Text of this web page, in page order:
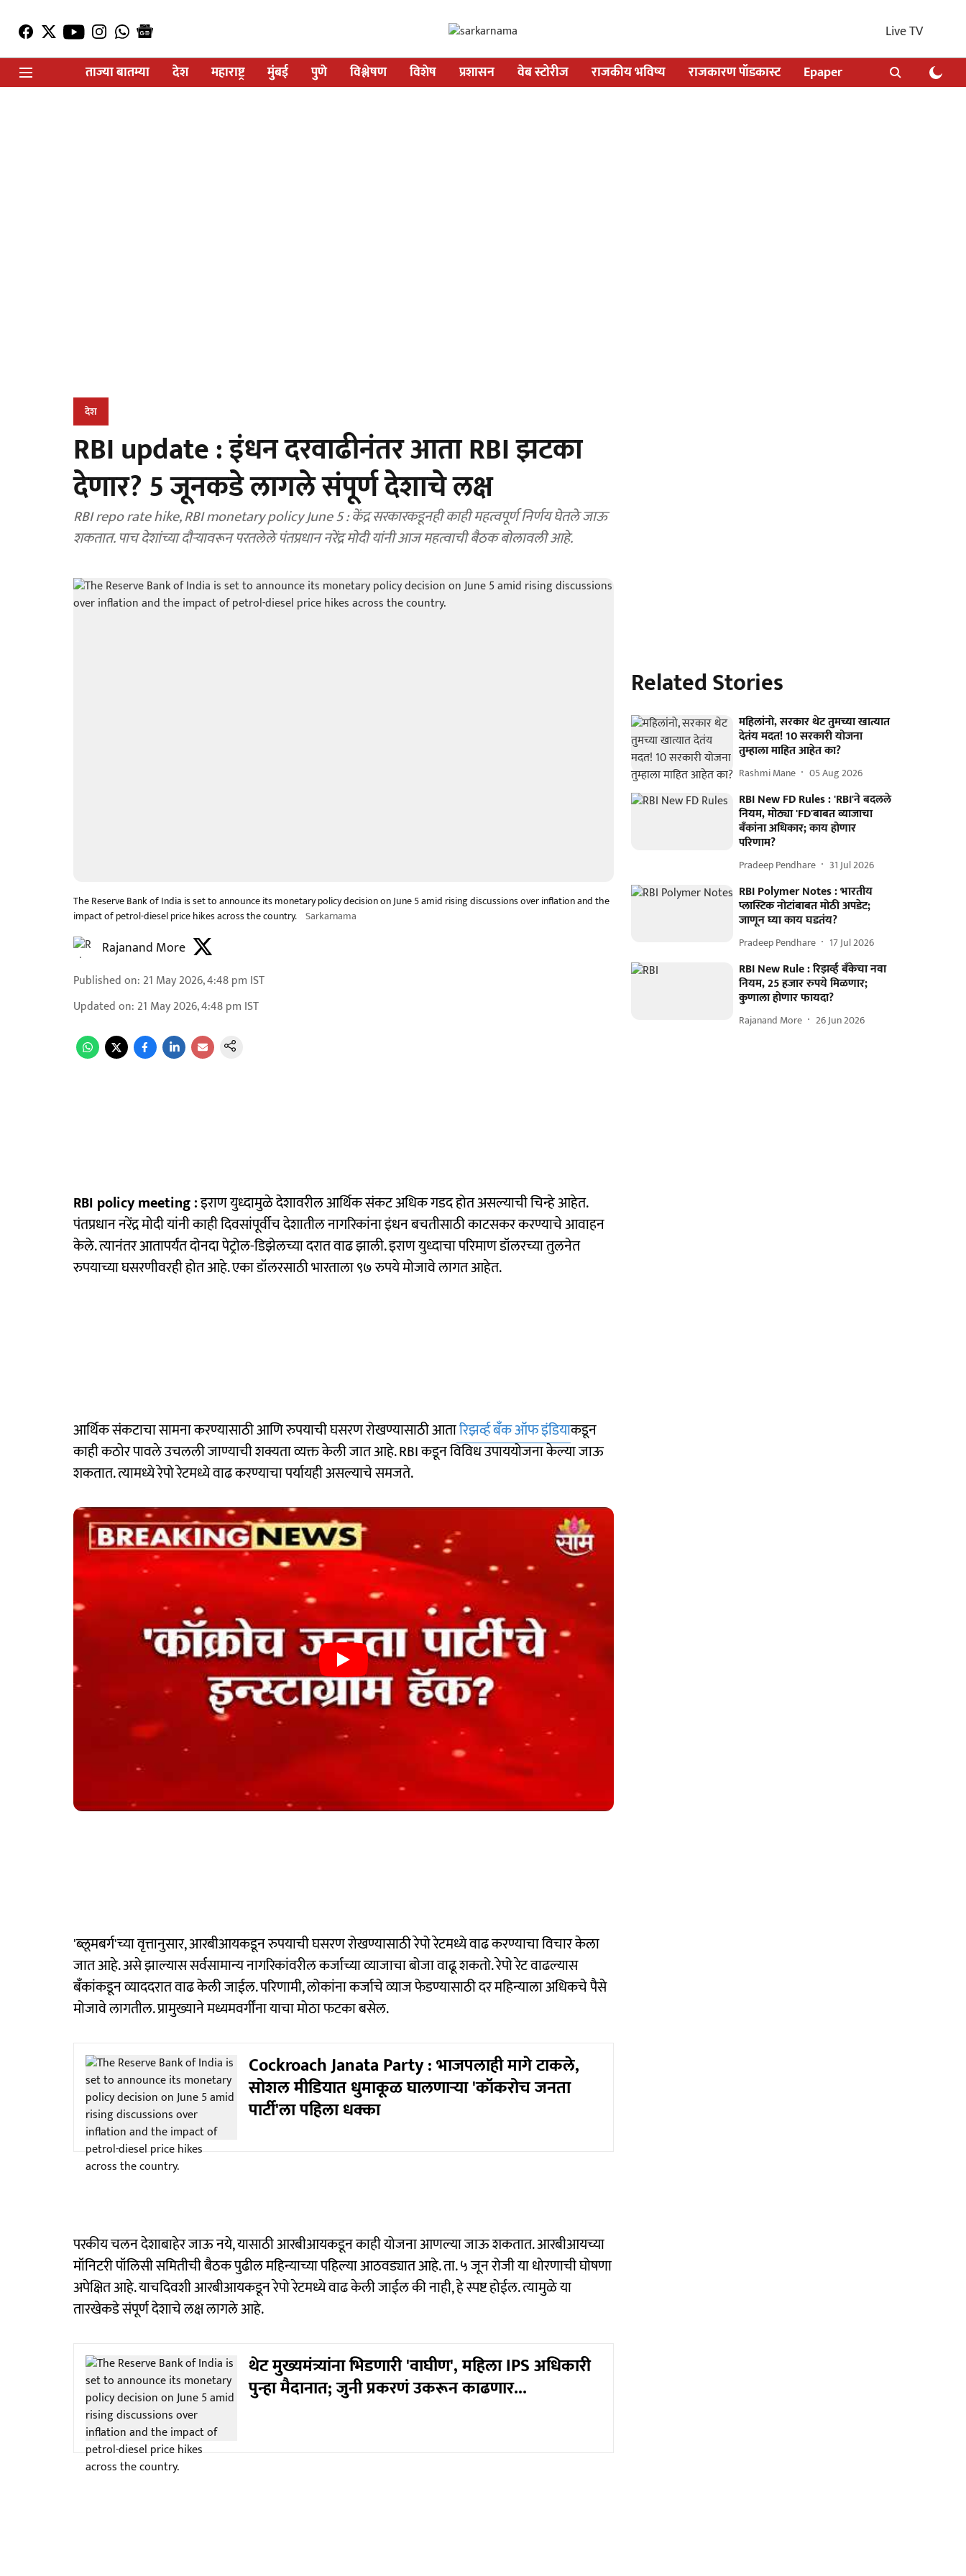
Live TV
ताज्या बातम्या
देश महाराष्ट्र मुंबई पुणे विश्लेषण विशेष प्रशासन वेब स्टोरीज राजकीय भविष्य राजकारण पॉडकास्ट Epaper
देश
RBI update : इंधन दरवाढीनंतर आता RBI झटका
देणार? 5 जूनकडे लागले संपूर्ण देशाचे लक्ष
RBI repo rate hike, RBI monetary policy June 5 : केंद्र सरकारकडूनही काही महत्वपूर्ण निर्णय घेतले जाऊ
शकतात. पाच देशांच्या दौऱ्यावरून परतलेले पंतप्रधान नरेंद्र मोदी यांनी आज महत्वाची बैठक बोलावली आहे.
The Reserve Bank of India is set to announce its monetary policy decision on June 5 amid rising discussions over inflation and the
impact of petrol-diesel price hikes across the country. Sarkarnama
Rajanand More
Published on: 21 May 2026, 4:48 pm IST
Updated on: 21 May 2026, 4:48 pm IST
RBI policy meeting :इराण युध्दामुळे देशावरील आर्थिक संकट अधिक गडद होत असल्याची चिन्हे आहेत.
पंतप्रधान नरेंद्र मोदी यांनी काही दिवसांपूर्वीच देशातील नागरिकांना इंधन बचतीसाठी काटसकर करण्याचे आवाहन
केले. त्यानंतर आतापर्यंत दोनदा पेट्रोल-डिझेलच्या दरात वाढ झाली. इराण युध्दाचा परिमाण डॉलरच्या तुलनेत
रुपयाच्या घसरणीवरही होत आहे. एका डॉलरसाठी भारताला ९७ रुपये मोजावे लागत आहेत.
आर्थिक संकटाचा सामना करण्यासाठी आणि रुपयाची घसरण रोखण्यासाठी आतारिझर्व्ह बँक ऑफ इंडियाकडून
काही कठोर पावले उचलली जाण्याची शक्यता व्यक्त केली जात आहे. RBI कडून विविध उपाययोजना केल्या जाऊ
शकतात. त्यामध्ये रेपो रेटमध्ये वाढ करण्याचा पर्यायही असल्याचे समजते.
'ब्लूमबर्ग'च्या वृत्तानुसार, आरबीआयकडून रुपयाची घसरण रोखण्यासाठी रेपो रेटमध्ये वाढ करण्याचा विचार केला
जात आहे. असे झाल्यास सर्वसामान्य नागरिकांवरील कर्जाच्या व्याजाचा बोजा वाढू शकतो. रेपो रेट वाढल्यास
बँकांकडून व्याददरात वाढ केली जाईल. परिणामी, लोकांना कर्जाचे व्याज फेडण्यासाठी दर महिन्याला अधिकचे पैसे
मोजावे लागतील. प्रामुख्याने मध्यमवर्गींना याचा मोठा फटका बसेल.
Cockroach Janata Party : भाजपलाही मागे टाकले,
सोशल मीडियात धुमाकूळ घालणाऱ्या 'कॉकरोच जनता
पार्टी'ला पहिला धक्का
परकीय चलन देशाबाहेर जाऊ नये, यासाठी आरबीआयकडून काही योजना आणल्या जाऊ शकतात. आरबीआयच्या
मॉनिटरी पॉलिसी समितीची बैठक पुढील महिन्याच्या पहिल्या आठवड्यात आहे. ता. ५ जून रोजी या धोरणाची घोषणा
अपेक्षित आहे. याचदिवशी आरबीआयकडून रेपो रेटमध्ये वाढ केली जाईल की नाही, हे स्पष्ट होईल. त्यामुळे या
तारखेकडे संपूर्ण देशाचे लक्ष लागले आहे.
थेट मुख्यमंत्र्यांना भिडणारी 'वाघीण', महिला IPS अधिकारी
पुन्हा मैदानात; जुनी प्रकरणं उकरून काढणार...
Related Stories
महिलांनो, सरकार थेट तुमच्या खात्यात
देतंय मदत! 10 सरकारी योजना
तुम्हाला माहित आहेत का?
Rashmi Mane 05 Aug 2026
RBI New FD Rules : 'RBI'ने बदलले
नियम, मोठ्या 'FD'बाबत व्याजाचा
बँकांना अधिकार; काय होणार
परिणाम?
Pradeep Pendhare 31 Jul 2026
RBI Polymer Notes : भारतीय
प्लास्टिक नोटांबाबत मोठी अपडेट;
जाणून घ्या काय घडतंय?
Pradeep Pendhare 17 Jul 2026
RBI New Rule : रिझर्व्ह बँकेचा नवा
नियम, 25 हजार रुपये मिळणार;
कुणाला होणार फायदा?
Rajanand More 26 Jun 2026